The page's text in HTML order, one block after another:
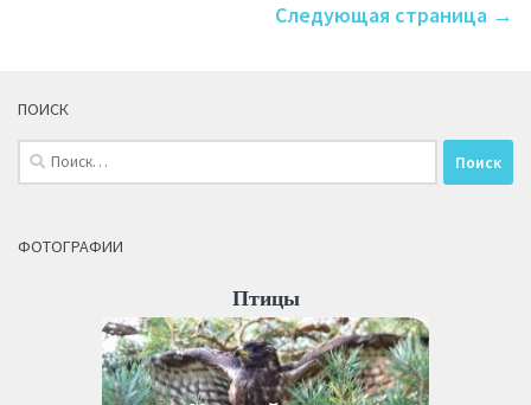
Следующая страница →
ПОИСК
Найти:
ФОТОГРАФИИ
Птицы